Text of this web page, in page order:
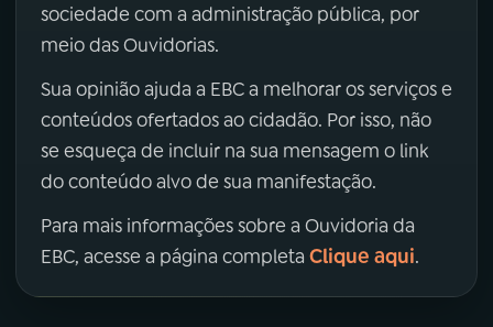
sociedade com a administração pública, por
meio das Ouvidorias.
Sua opinião ajuda a EBC a melhorar os serviços e
conteúdos ofertados ao cidadão. Por isso, não
se esqueça de incluir na sua mensagem o link
do conteúdo alvo de sua manifestação.
Para mais informações sobre a Ouvidoria da
EBC, acesse a página completa Clique aqui.